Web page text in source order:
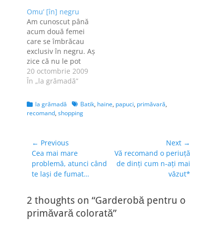
shopping", adică îmi
clătesc ochii prin
vitrine sau pe
rafturile
magazinelor. Dar
nu-mi place să-mi
cumpăr lenjeria
intimă din
oricând
magazinele…
Omu’ [în] negru
Am cunoscut până
acum două femei
care se îmbrăcau
exclusiv în negru. Aş
zice că nu le pot
înţelege, da' am avut
şi eu o perioadă în
singura culoare în
care mă suportam.
plus că îmi plăceau
hainele negre. Din
fericire…
20 octombrie 2009
În „la grămadă”
Categories
la grămadă TagsBatik, haine, papuci, primăvară,
recomand, shopping
Navigare
în
articole
← Previous
Previous
post:
Cea mai mare
problemă, atunci când
te laşi de fumat…
Next →
Next
post:
Vă recomand o periuţă
de dinţi cum n-aţi mai
văzut*
2 thoughts on “Garderobă pentru o
primăvară colorată”